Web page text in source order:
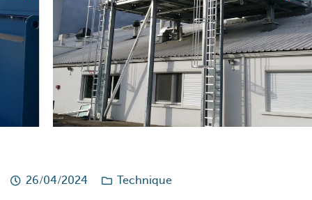
26/04/2024 Technique